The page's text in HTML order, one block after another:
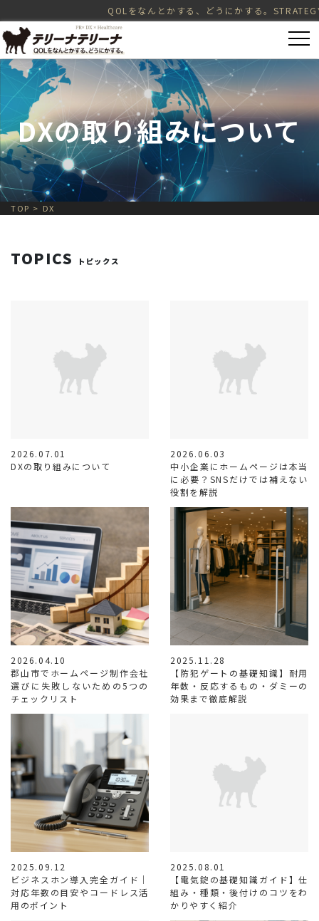
QOLをなんとかする、どうにかする。
DXの取り組みについて
TOP > DX
TOPICS トピックス
2026.07.01
DXの取り組みについて
2026.06.03
中小企業にホームページは本当
に必要？SNSだけでは補えない
役割を解説
2026.04.10
郡山市でホームページ制作会社
選びに失敗しないための5つの
チェックリスト
2025.11.28
【防犯ゲートの基礎知識】耐用
年数・反応するもの・ダミーの
効果まで徹底解説
2025.09.12
ビジネスホン導入完全ガイド｜
対応年数の目安やコードレス活
用のポイント
2025.08.01
【電気錠の基礎知識ガイド】仕
組み・種類・後付けのコツをわ
かりやすく紹介